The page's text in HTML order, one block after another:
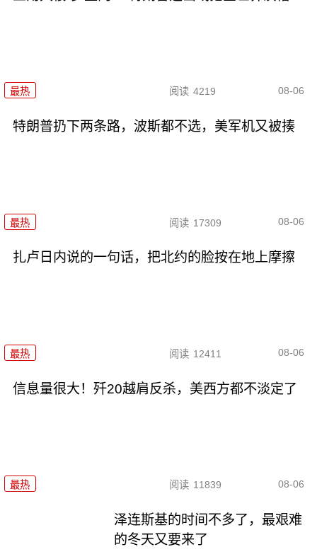
最热 阅读 4219 08-06
特朗普扔下两条路，波斯都不选，美军机又被揍
最热 阅读 17309 08-06
扎卢日内说的一句话，把北约的脸按在地上摩擦
最热 阅读 12411 08-06
信息量很大！歼20越肩反杀，美西方都不淡定了
最热 阅读 11839 08-06
泽连斯基的时间不多了，最艰难
的冬天又要来了